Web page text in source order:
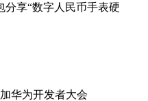
分享“数字人民币手表硬
华为开发者大会